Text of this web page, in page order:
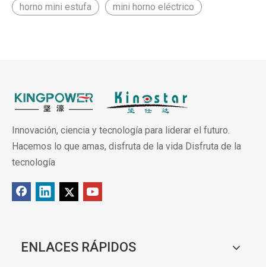
horno mini estufa mini horno eléctrico
Innovación, ciencia y tecnología para liderar el futuro.
Hacemos lo que amas, disfruta de la vida Disfruta de la
tecnología
ENLACES RÁPIDOS